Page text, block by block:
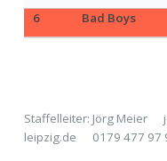
Staffelleiter: Jörg Meier
leipzig.de 0179 477 97